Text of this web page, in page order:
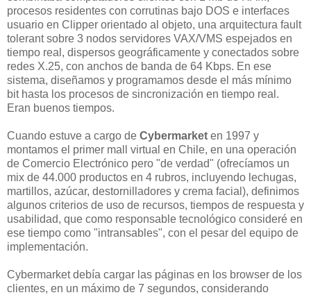
procesos residentes con corrutinas bajo DOS e interfaces
usuario en Clipper orientado al objeto, una arquitectura fault
tolerant sobre 3 nodos servidores VAX/VMS espejados en
tiempo real, dispersos geográficamente y conectados sobre
redes X.25, con anchos de banda de 64 Kbps. En ese
sistema, diseñamos y programamos desde el más mínimo
bit hasta los procesos de sincronización en tiempo real.
Eran buenos tiempos.
Cuando estuve a cargo de Cybermarket en 1997 y
montamos el primer mall virtual en Chile, en una operación
de Comercio Electrónico pero "de verdad" (ofrecíamos un
mix de 44.000 productos en 4 rubros, incluyendo lechugas,
martillos, azúcar, destornilladores y crema facial), definimos
algunos criterios de uso de recursos, tiempos de respuesta y
usabilidad, que como responsable tecnológico consideré en
ese tiempo como "intransables", con el pesar del equipo de
implementación.
Cybermarket debía cargar las páginas en los browser de los
clientes, en un máximo de 7 segundos, considerando